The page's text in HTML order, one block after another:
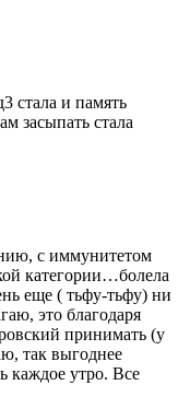
стала и память
засыпать стала
с иммунитетом
категории…болела
еще ( тьфу-тьфу) ни
это благодаря
принимать (у
так выгоднее
каждое утро. Все